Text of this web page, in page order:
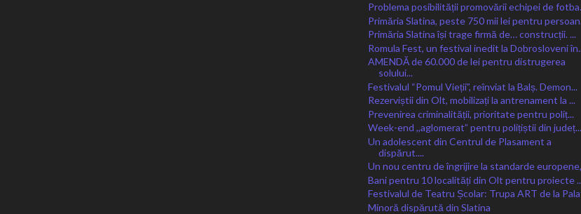
Problema posibilității promovării echipei de
Primăria Slatina, peste 750 mii lei pentru
Primăria Slatina își trage firmă de… construcții. ...
Romula Fest, un festival inedit la Dobrosloveni
AMENDĂ de 60.000 de lei pentru distrugerea
solului...
Festivalul “Pomul Vieții”, reînviat la Balș. Demon...
Rezerviștii din Olt, mobilizați la antrenament la ...
Prevenirea criminalității, prioritate pentru poliț...
Week-end ,,aglomerat” pentru polițiștii din
Un adolescent din Centrul de Plasament a
dispărut....
Un nou centru de îngrijire la standarde
Bani pentru 10 localități din Olt pentru proiecte
Festivalul de Teatru Școlar: Trupa ART de la
Minoră dispărută din Slatina